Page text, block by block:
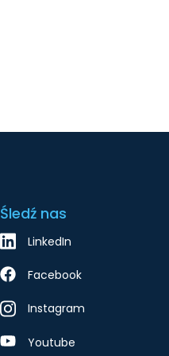
Śledź nas
LinkedIn
Facebook
Instagram
Youtube